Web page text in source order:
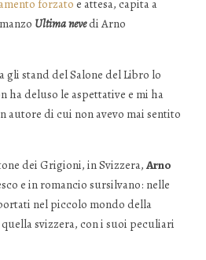
forzato e attesa, capita a
Ultima nevedi Arno
stand del Salone del Libro lo
ha deluso le aspettative e mi ha
autore di cui non avevo mai sentito
dei Grigioni, in Svizzera, Arno
e in romancio sursilvano: nelle
nel piccolo mondo della
svizzera, con i suoi peculiari